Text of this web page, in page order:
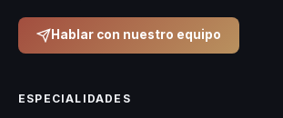
Hablar con nuestro equipo
ESPECIALIDADES